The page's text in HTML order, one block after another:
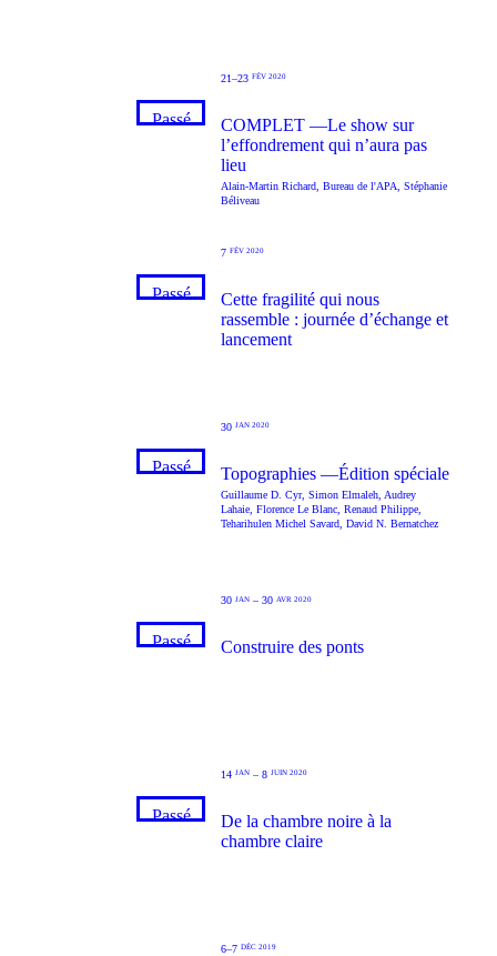
21–23 FÉV 2020
Passé
COMPLET —Le show sur
l’effondrement qui n’aura pas
lieu
Alain-Martin Richard, Bureau de l'APA
Stéphanie
Béliveau
7 FÉV 2020
Passé
Cette fragilité qui nous
rassemble : journée d’échange et
lancement
30 JAN 2020
Passé Topographies —Édition spéciale
Guillaume D. Cyr, Simon Elmaleh, Audrey
Lahaie, Florence Le Blanc, Renaud Philippe,
Teharihulen Michel Savard, David N. Bernatchez
30 JAN – 30 AVR 2020
Passé Construire des ponts
14 JAN – 8 JUIN 2020
Passé
De la chambre noire à la
chambre claire
6–7 DÉC 2019